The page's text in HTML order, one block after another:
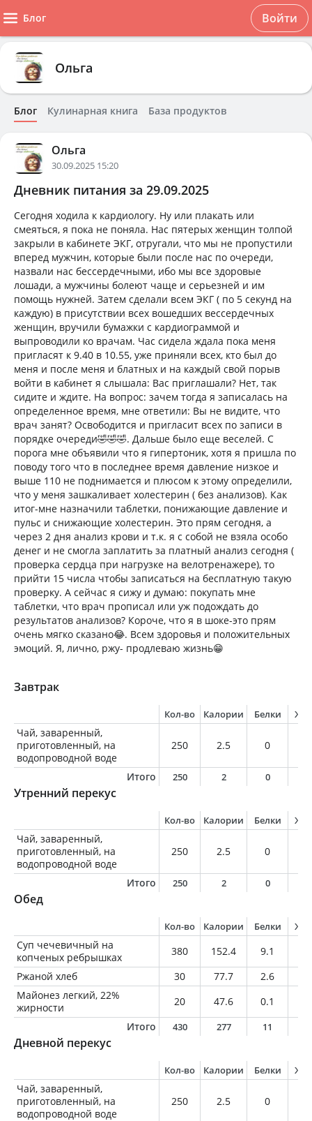
Блог Войти
Ольга
Блог Кулинарная книга База продуктов
Ольга
30.09.2025 15:20
Дневник питания за 29.09.2025
Сегодня ходила к кардиологу. Ну или плакать или
смеяться, я пока не поняла. Нас пятерых женщин толпой
закрыли в кабинете ЭКГ, отругали, что мы не пропустили
вперед мужчин, которые были после нас по очереди,
назвали нас бессердечными, ибо мы все здоровые
лошади, а мужчины болеют чаще и серьезней и им
помощь нужней. Затем сделали всем ЭКГ ( по 5 секунд на
каждую) в присутствии всех вошедших вессердечных
женщин, вручили бумажки с кардиограммой и
выпроводили ко врачам. Час сидела ждала пока меня
пригласят к 9.40 в 10.55, уже приняли всех, кто был до
меня и после меня и блатных и на каждый свой порыв
войти в кабинет я слышала: Вас приглашали? Нет, так
сидите и ждите. На вопрос: зачем тогда я записалась на
определенное время, мне ответили: Вы не видите, что
врач занят? Освободится и пригласит всех по записи в
порядке очереди🤣🤣🤣. Дальше было еще веселей. С
порога мне объявили что я гипертоник, хотя я пришла по
поводу того что в последнее время давление низкое и
выше 110 не поднимается и плюсом к этому определили,
что у меня зашкаливает холестерин ( без анализов). Как
итог-мне назначили таблетки, понижающие давление и
пульс и снижающие холестерин. Это прям сегодня, а
через 2 дня анализ крови и т.к. я с собой не взяла особо
денег и не смогла заплатить за платный анализ сегодня (
проверка сердца при нагрузке на велотренажере), то
прийти 15 числа чтобы записаться на бесплатную такую
проверку. А сейчас я сижу и думаю: покупать мне
таблетки, что врач прописал или уж подождать до
результатов анализов? Короче, что я в шоке-это прям
очень мягко сказано😂. Всем здоровья и положительных
эмоций. Я, лично, ржу- продлеваю жизнь😁
Завтрак
Кол-во Калории Белки
Чай, заваренный,
приготовленный, на
водопроводной воде
250 2.5 0
Итого 250 2 0
Утренний перекус
Кол-во Калории Белки
Чай, заваренный,
приготовленный, на
водопроводной воде
250 2.5 0
Итого 250 2 0
Обед
Кол-во Калории Белки
Суп чечевичный на
копченых ребрышках
380 152.4 9.1
Ржаной хлеб
30 77.7 2.6
Майонез легкий, 22%
жирности
20 47.6 0.1
Итого
430 277 11
Дневной перекус
Кол-во Калории Белки
Чай, заваренный,
приготовленный, на
водопроводной воде
250 2.5 0